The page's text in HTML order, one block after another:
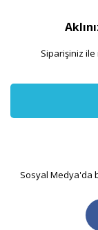
Siparişiniz ile
Sosyal Medya'da